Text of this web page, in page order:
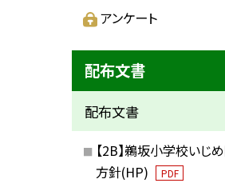
アンケート
配布文書
配布文書
【2B】鵜坂小学校いじ
方針(HP)
PDF